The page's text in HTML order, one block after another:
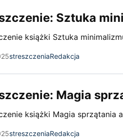
Sztuka
książki Sztuka
streszczeniaRedakcja
Magia
książki Magia sprzątania
streszczeniaRedakcja